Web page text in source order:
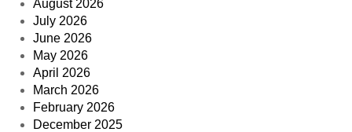
August 2026
July 2026
June 2026
May 2026
April 2026
March 2026
February 2026
December 2025